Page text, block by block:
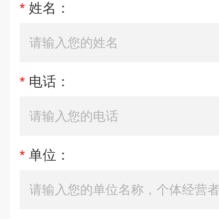
* 姓名：
* 电话：
* 单位：